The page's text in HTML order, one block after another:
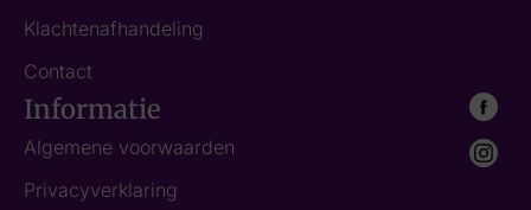
Klachtenafhandeling
Contact
Informatie
Algemene voorwaarden
Privacyverklaring